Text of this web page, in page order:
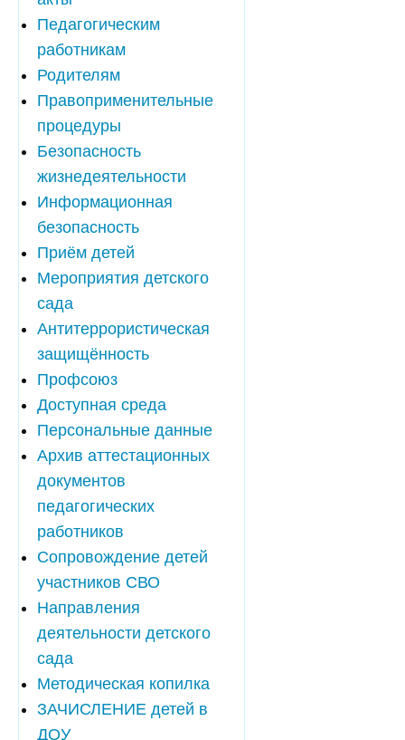
Педагогическим
работникам
Родителям
Правоприменительные
процедуры
Безопасность
жизнедеятельности
Информационная
безопасность
Приём детей
Мероприятия детского
сада
Антитеррористическая
защищённость
Профсоюз
Доступная среда
Персональные данные
Архив аттестационных
документов
педагогических
работников
Сопровождение детей
участников СВО
Направления
деятельности детского
сада
Методическая копилка
ЗАЧИСЛЕНИЕ детей в
ДОУ